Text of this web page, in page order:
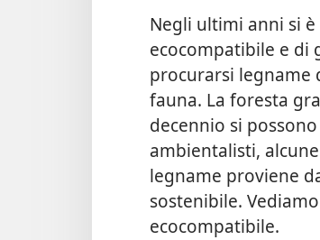
Negli ultimi anni si
ecocompatibile e di
procurarsi legname
fauna. La foresta
decennio si
ambientalisti,
legname proviene
sostenibile.
ecocompatibile.